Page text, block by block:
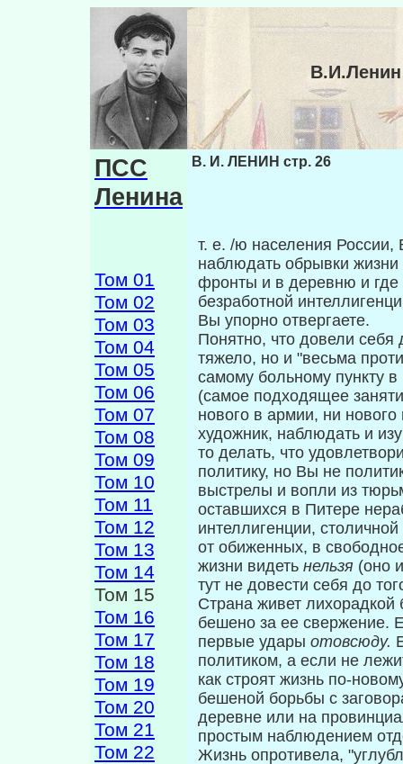
ПСС
Ленина
Том 01
Том 02
Том 03
Том 04
Том 05
Том 06
Том 07
Том 08
Том 09
Том 10
Том 11
Том 12
Том 13
Том 14
Том 15
Том 16
Том 17
Том 18
Том 19
Том 20
Том 21
Том 22
В. И. ЛЕНИН стр. 26
т. е. /ю населения
наблюдать об­рывки
фронты и в деревню и где
безработной
Вы упорно отвергаете.
Понятно, что довели
тяжело, но и "весьма
самому больному пункту
(самое подходящее
нового в армии, ни
художник, наблюдать и
то делать, что
политику, но Вы не
выстрелы и во­пли из
оставшихся в Питере
интеллигенции,
от обиженных, в
жизни видеть нельзя (оно
тут не довести себя до
Страна живет
бешено за ее свержение.
первые удары ото­всюду.
политиком, а если не
как строят жизнь по-
бешеной борьбы с
деревне или на
простым наблюдением
Жизнь опротивела,